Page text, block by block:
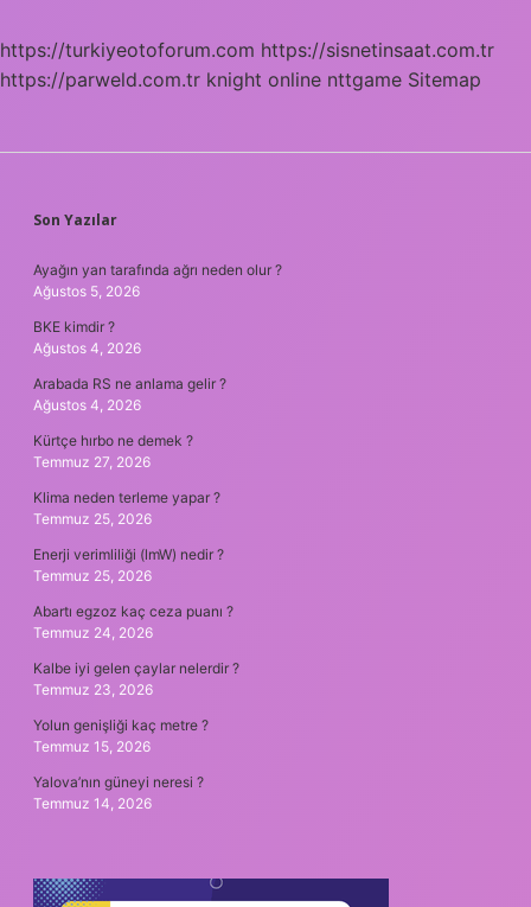
https://turkiyeotoforum.com https://sisnetinsaat.com.tr
https://parweld.com.tr knight online nttgame Sitemap
SIDEBAR
Son Yazılar
Ayağın yan tarafında ağrı neden olur ?
Ağustos 5, 2026
BKE kimdir ?
Ağustos 4, 2026
Arabada RS ne anlama gelir ?
Ağustos 4, 2026
Kürtçe hırbo ne demek ?
Temmuz 27, 2026
Klima neden terleme yapar ?
Temmuz 25, 2026
Enerji verimliliği (lmW) nedir ?
Temmuz 25, 2026
Abartı egzoz kaç ceza puanı ?
Temmuz 24, 2026
Kalbe iyi gelen çaylar nelerdir ?
Temmuz 23, 2026
Yolun genişliği kaç metre ?
Temmuz 15, 2026
Yalova’nın güneyi neresi ?
Temmuz 14, 2026